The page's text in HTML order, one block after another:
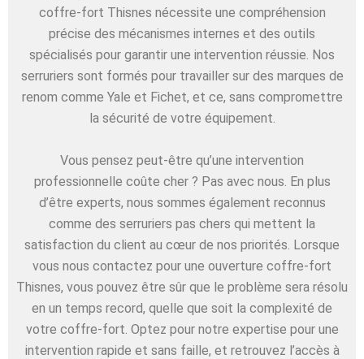
coffre-fort Thisnes nécessite une compréhension
précise des mécanismes internes et des outils
spécialisés pour garantir une intervention réussie. Nos
serruriers sont formés pour travailler sur des marques de
renom comme Yale et Fichet, et ce, sans compromettre
la sécurité de votre équipement.
Vous pensez peut-être qu’une intervention
professionnelle coûte cher ? Pas avec nous. En plus
d’être experts, nous sommes également reconnus
comme des serruriers pas chers qui mettent la
satisfaction du client au cœur de nos priorités. Lorsque
vous nous contactez pour une ouverture coffre-fort
Thisnes, vous pouvez être sûr que le problème sera résolu
en un temps record, quelle que soit la complexité de
votre coffre-fort. Optez pour notre expertise pour une
intervention rapide et sans faille, et retrouvez l’accès à